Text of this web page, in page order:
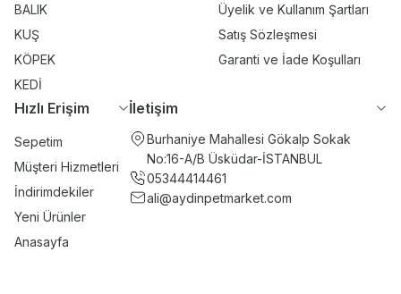
BALIK
KUŞ
KÖPEK
KEDİ
Üyelik ve Kullanım Şartları
Satış Sözleşmesi
Garanti ve İade Koşulları
Hızlı Erişim
Sepetim
Müşteri Hizmetleri
İndirimdekiler
Yeni Ürünler
Anasayfa
İletişim
Burhaniye Mahallesi Gökalp Sokak
No:16-A/B Üsküdar-İSTANBUL
05344414461
ali@aydinpetmarket.com